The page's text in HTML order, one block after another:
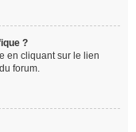
?
en cliquant sur le lien
forum.